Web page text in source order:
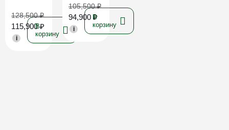
128,500₽
115,900₽
i
В
корзину
105,500₽
94,900 ₽
i
В
корзину